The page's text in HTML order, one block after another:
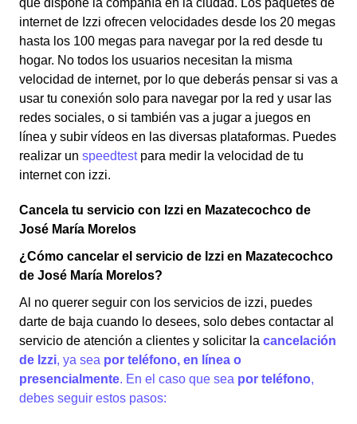
que dispone la compañía en la ciudad. Los paquetes de
internet de Izzi ofrecen velocidades desde los 20 megas
hasta los 100 megas para navegar por la red desde tu
hogar. No todos los usuarios necesitan la misma
velocidad de internet, por lo que deberás pensar si vas a
usar tu conexión solo para navegar por la red y usar las
redes sociales, o si también vas a jugar a juegos en
línea y subir vídeos en las diversas plataformas. Puedes
realizar un speedtestpara medir la velocidad de tu
internet con izzi.
Cancela tu servicio con Izzi en Mazatecochco de
José María Morelos
¿Cómo cancelar el servicio de Izzi en Mazatecochco
de José María Morelos?
Al no querer seguir con los servicios de izzi, puedes
darte de baja cuando lo desees, solo debes contactar al
servicio de atención a clientes y solicitar la cancelación
de Izzi, ya sea por teléfono, en línea o
presencialmente. En el caso que sea por teléfono,
debes seguir estos pasos: